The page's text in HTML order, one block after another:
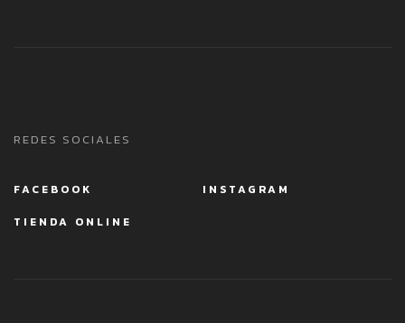
REDES SOCIALES
FACEBOOK
INSTAGRAM
TIENDA ONLINE